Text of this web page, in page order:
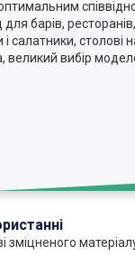
для барів,
салатники, столові
великий вибір
зміцненого